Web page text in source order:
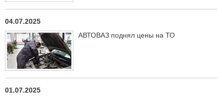
04.07.2025
АВТОВАЗ поднял цены на ТО
01.07.2025